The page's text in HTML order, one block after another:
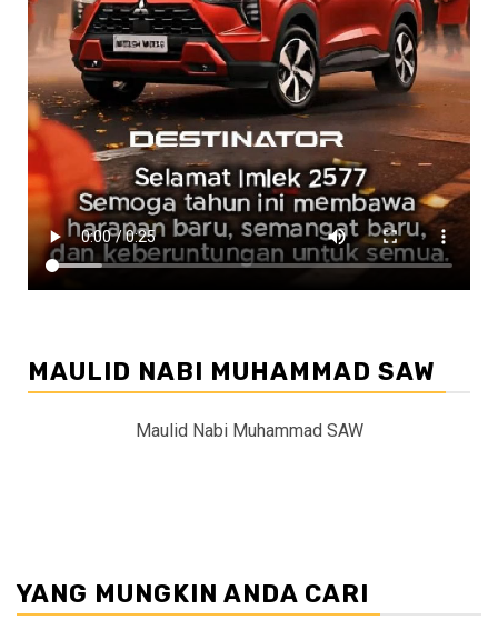
MAULID NABI MUHAMMAD SAW
Maulid Nabi Muhammad SAW
YANG MUNGKIN ANDA CARI